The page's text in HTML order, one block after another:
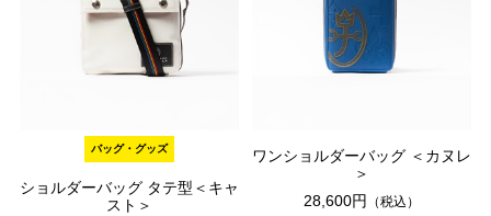
バッグ・グッズ
ショルダーバッグ タテ型＜キャ
スト＞
ワンショルダーバッグ ＜カヌレ
＞
28,600円
（税込）